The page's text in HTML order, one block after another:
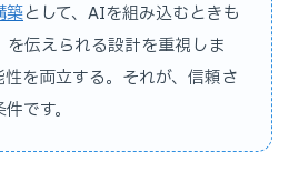
築として、AIを組み込むときも
を伝えられる設計を重視しま
を両立する。それが、信頼さ
です。